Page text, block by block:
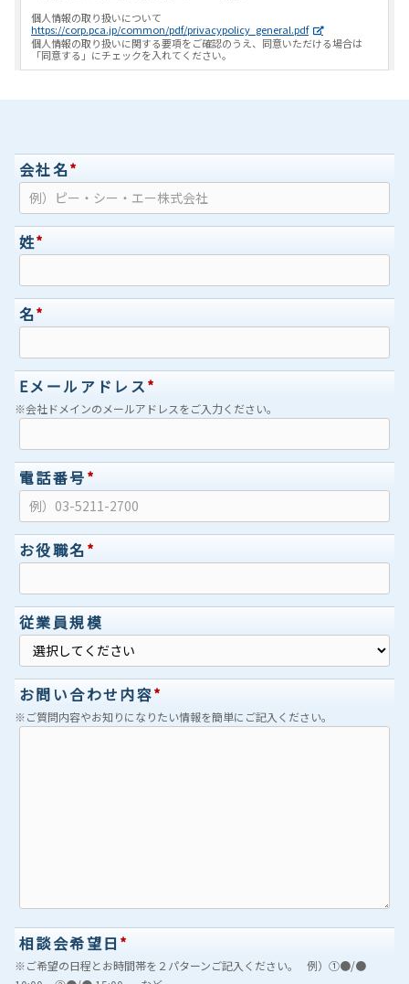
個人情報の取り扱いについて
https://corp.pca.jp/common/pdf/privacypolicy_general.pdf
個人情報の取り扱いに関する要項をご確認のうえ、同意いただける場合は
「同意する」にチェックを入れてください。
会社名*
姓*
名*
Eメールアドレス*
※会社ドメインのメールアドレスをご入力ください。
電話番号*
お役職名*
従業員規模
お問い合わせ内容*
※ご質問内容やお知りになりたい情報を簡単にご記入ください。
相談会希望日*
※ご希望の日程とお時間帯を２パターンご記入ください。 例）①●/●